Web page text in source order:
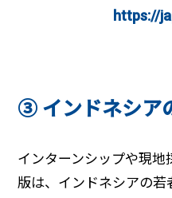
https://
➂ インドネシア
インターンシップや現地
版は、インドネシアの